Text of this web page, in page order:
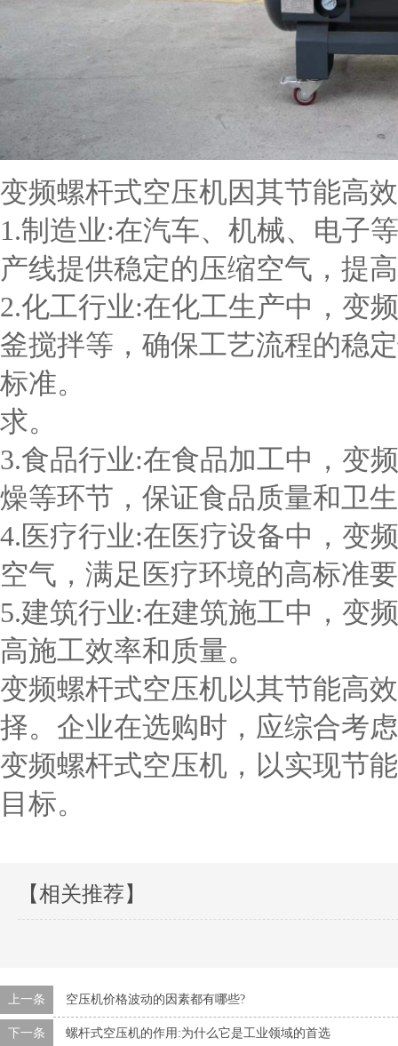
变频螺杆式空压机因其节能高
1.制造业:在汽车、机械、电子
产线提供稳定的压缩空气，提
2.化工行业:在化工生产中，变
釜搅拌等，确保工艺流程的稳
标准。
求。
3.食品行业:在食品加工中，变
燥等环节，保证食品质量和卫生
4.医疗行业:在医疗设备中，变
空气，满足医疗环境的高标准要
5.建筑行业:在建筑施工中，变
高施工效率和质量。
变频螺杆式空压机以其节能高
择。企业在选购时，应综合考
变频螺杆式空压机，以实现节
目标。
【相关推荐】
上一条 空压机价格波动的因素都有哪些?
下一条 螺杆式空压机的作用:为什么它是工业领域的首选